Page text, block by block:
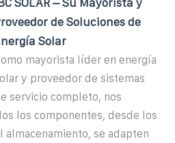
SOLAR – Su Mayorista y
de Soluciones de
Solar
mayorista líder en energía
y proveedor de sistemas
servicio completo, nos
los componentes, desde los
almacenamiento, se adapten